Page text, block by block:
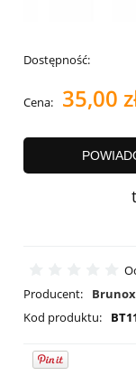
Dostępność:
Cena: 35,00
Producent:
Brunox
Kod produktu: